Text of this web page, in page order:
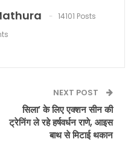
14101 Posts
NEXT POST
सिला’ के लिए एक्शन सीन की
ट्रेनिंग ले रहे हर्षवर्धन राणे, आइस
बाथ से मिटाई थकान